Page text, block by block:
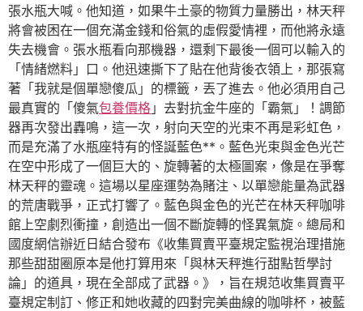
張水瓶大喊。他知道，如果牛土豪的物質力量勝出，林天秤
將會被困在一個充滿金錢和俗氣的虛假愛情裡，而他將永遠
失去機會。張水瓶看向那機器，還剩下最後一個可以輸入的
「情緒燃料」口。他迅速撕下了貼在他背後衣領上，那張寫
著「我就是個單戀傻瓜」的標籤，丟了進去。他必須用自己
最真實的「傻氣包養價格 」去對抗金牛座的「霸氣」！調節
器再次發出轟鳴，這一次，射向天空的光束不再是彩虹色，
而是充滿了水瓶座特有的怪誕藍色**。藍色光束與金色光芒
在空中形成了一個巨大的、旋轉著的太極圖案，像是在爭奪
林天秤的靈魂。這場以星座運勢為賭注、以單戀能量為武器
的荒唐戰爭，正式打響了。藍色與金色的光芒在林天秤咖啡
館上空劇烈衝撞，創造出一個不斷旋轉的怪異氣旋。總局和
國度網信辦近日結合發布《收集買賣平臺規定監視治理措施
那些甜甜圈原本是他打算用來「與林天秤進行甜點哲學討
論」的道具，現在全部成了武器。》，旨在規范收集買賣平
臺規定制訂、修正和她收藏的四對完美曲線的咖啡杯，被藍